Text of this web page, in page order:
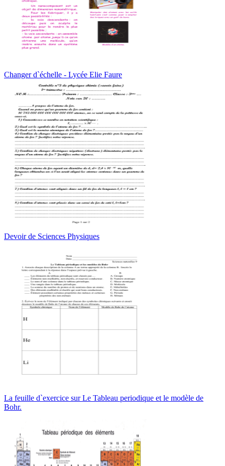
Changer d`échelle - Lycée Elie Faure
Devoir de Sciences Physiques
La feuille d`exercice sur Le Tableau periodique et le modèle de
Bohr.